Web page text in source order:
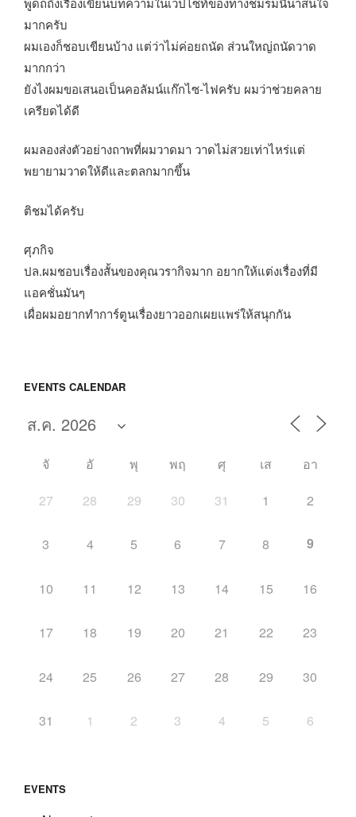
มากครับ
ผมเองก็ชอบเขียนบ้าง แต่ว่าไม่ค่อยถนัด ส่วนใหญ่ถนัดวาด
มากกว่า
ยังไงผมขอเสนอเป็นคอลัมน์แก๊กไซ-ไฟครับ ผมว่าช่วยคลาย
เครียดได้ดี
ผมลองส่งตัวอย่างถาพที่ผมวาดมา วาดไม่สวยเท่าไหร่แต่
พยายามวาดให้ดีและตลกมากขึ้น
ติชมได้ครับ
ศุภกิจ
ปล.ผมชอบเรื่องสั้นของคุณวรากิจมาก อยากให้แต่งเรื่องที่มี
แอคชั่นมันๆ
เผื่อผมอยากทำการ์ตูนเรื่องยาวออกเผยแพร่ให้สนุกกัน
EVENTS CALENDAR
จั อั พุ พฤ ศุ เส
อา
27
28 29 30 31 1 2
3 4 5 6 7 8 9
10 11 12 13 14 15 16
17 18 19 20 21 22 23
24 25 26 27 28 29 30
31 1 2 3 4 5 6
EVENTS